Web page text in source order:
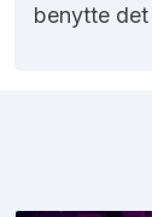
benytte